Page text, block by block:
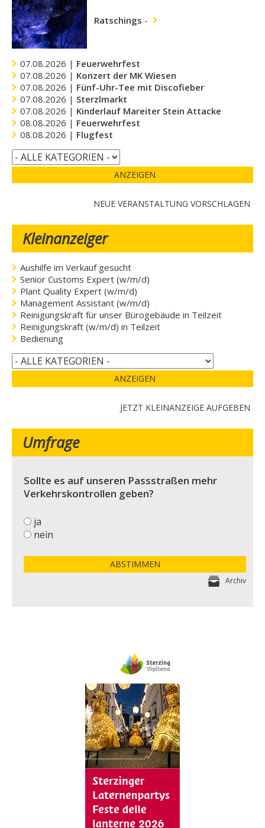
Ratschings -
07.08.2026 | Feuerwehrfest
07.08.2026 | Konzert der MK Wiesen
07.08.2026 | Fünf-Uhr-Tee mit Discofieber
07.08.2026 | Sterzlmarkt
07.08.2026 | Kinderlauf Mareiter Stein Attacke
08.08.2026 | Feuerwehrfest
08.08.2026 | Flugfest
ANZEIGEN
NEUE VERANSTALTUNG VORSCHLAGEN
Kleinanzeiger
Aushilfe im Verkauf gesucht
Senior Customs Expert (w/m/d)
Plant Quality Expert (w/m/d)
Management Assistant (w/m/d)
Reinigungskraft für unser Bürogebäude in Teilzeit
Reinigungskraft (w/m/d) in Teilzeit
Bedienung
ANZEIGEN
JETZT KLEINANZEIGE AUFGEBEN
Umfrage
Sollte es auf unseren Passstraßen mehr
Verkehrskontrollen geben?
ja
nein
ABSTIMMEN
Archiv